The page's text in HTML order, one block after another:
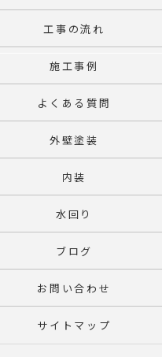
工事の流れ
施工事例
よくある質問
外壁塗装
内装
水回り
ブログ
お問い合わせ
サイトマップ